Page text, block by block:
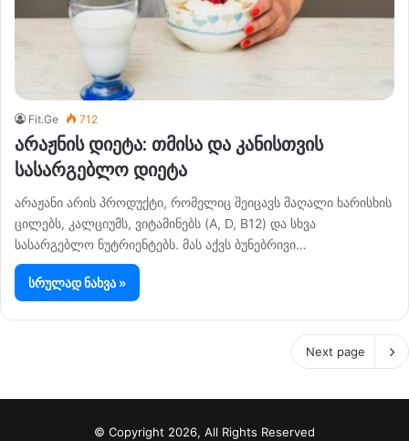
Fit.Ge 712
არაჟნის დიეტა: თმისა და კანისთვის
სასარგებლო დიეტა
არაჟანი არის პროდუქტი, რომელიც შეიცავს მაღალი ხარისხის
ცილებს, კალციუმს, ვიტამინებს (A, D, B12) და სხვა
სასარგებლო ნუტრიენტებს. მას აქვს ბუნებრივი…
სრულად ნახვა »
Next page
© Copyright 2026, All Rights Reserved